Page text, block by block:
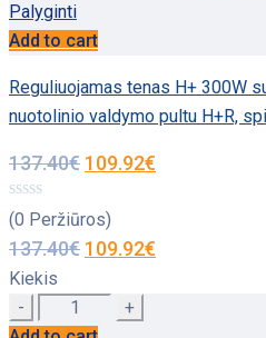
Palyginti
Add to cart
Reguliuojamas tenas H+ 300W
nuotolinio valdymo pultu H+R,
137.40€ 109.92€
(0 Peržiūros)
137.40€ 109.92€
Kiekis
Quantity